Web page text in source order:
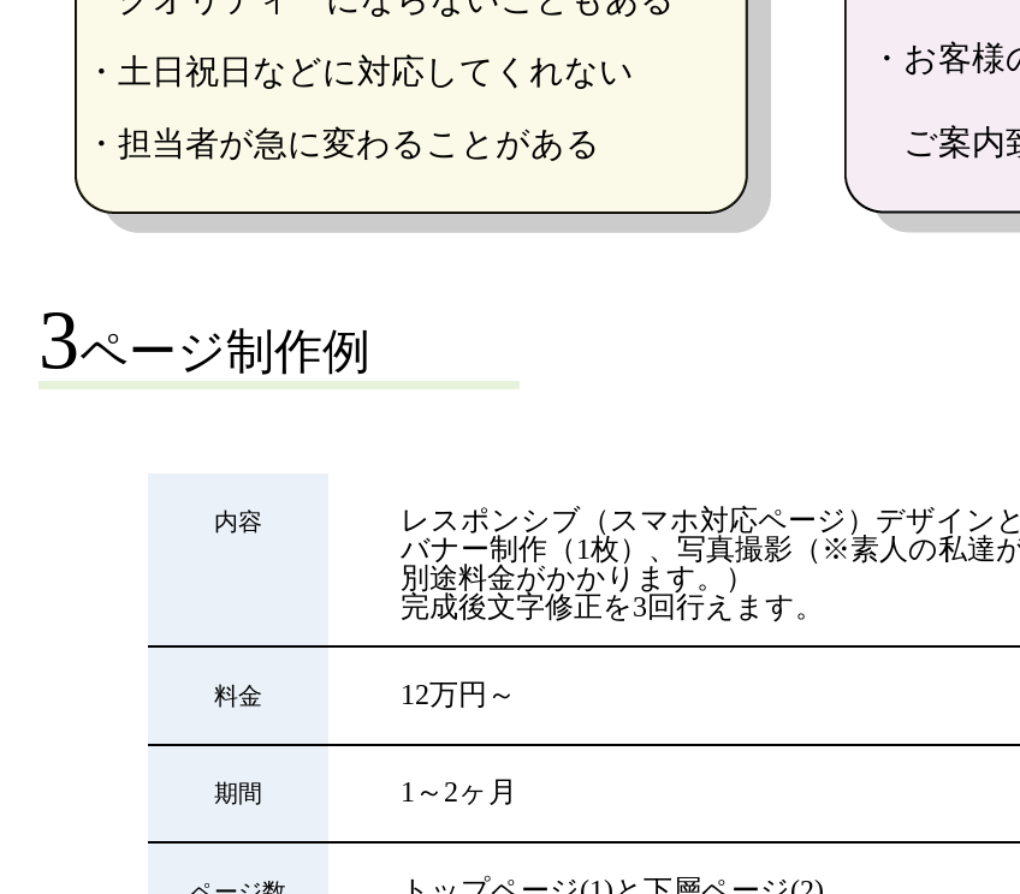
・土日祝日などに対応してくれない
・担当者が急に変わることがある
・お客
ご案内
3ページ制作例
内容 レスポンシブ（スマホ対応ページ） デザイン
バナー制作（1枚）、 写真撮影（※素人の私達が
別途料金がかかります。）
完成後文字修正を3回行えます。
料金 12万円～
期間 1～2ヶ月